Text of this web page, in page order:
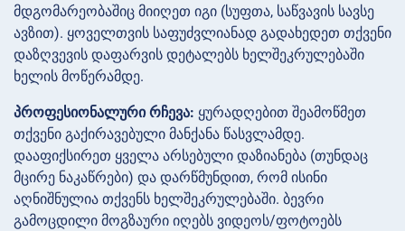
მდგომარეობაშიც მიიღეთ იგი (სუფთა, საწვავის სავსე
ავზით). ყოველთვის საფუძვლიანად გადახედეთ თქვენი
დაზღვევის დაფარვის დეტალებს ხელშეკრულებაში
ხელის მოწერამდე.
პროფესიონალური რჩევა: ყურადღებით შეამოწმეთ
თქვენი გაქირავებული მანქანა წასვლამდე.
დააფიქსირეთ ყველა არსებული დაზიანება (თუნდაც
მცირე ნაკაწრები) და დარწმუნდით, რომ ისინი
აღნიშნულია თქვენს ხელშეკრულებაში. ბევრი
გამოცდილი მოგზაური იღებს ვიდეოს/ფოტოებს